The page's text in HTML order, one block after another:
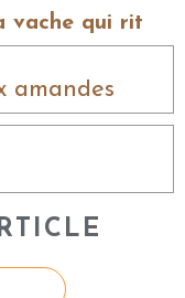
vache qui rit
amandes